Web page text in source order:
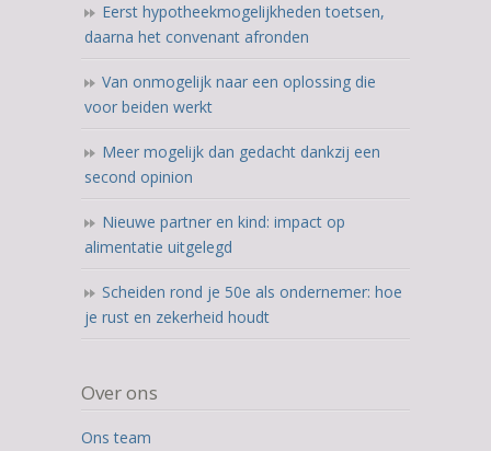
Eerst hypotheekmogelijkheden toetsen,
daarna het convenant afronden
Van onmogelijk naar een oplossing die
voor beiden werkt
Meer mogelijk dan gedacht dankzij een
second opinion
Nieuwe partner en kind: impact op
alimentatie uitgelegd
Scheiden rond je 50e als ondernemer: hoe
je rust en zekerheid houdt
Over ons
Ons team